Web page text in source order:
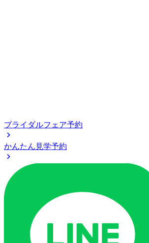
ブライダルフェア予約
かんたん見学予約